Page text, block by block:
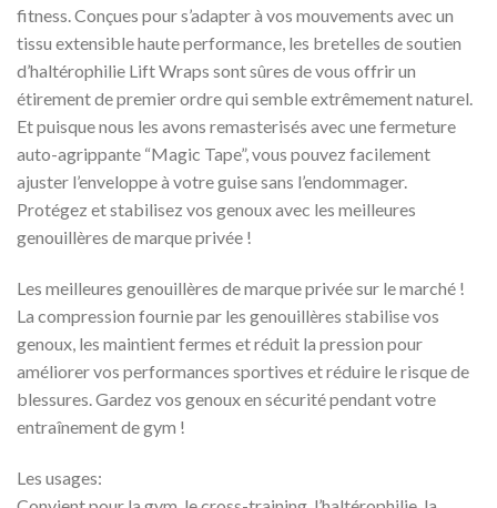
fitness. Conçues pour s’adapter à vos mouvements avec un
tissu extensible haute performance, les bretelles de soutien
d’haltérophilie Lift Wraps sont sûres de vous offrir un
étirement de premier ordre qui semble extrêmement naturel.
Et puisque nous les avons remasterisés avec une fermeture
auto-agrippante “Magic Tape”, vous pouvez facilement
ajuster l’enveloppe à votre guise sans l’endommager.
Protégez et stabilisez vos genoux avec les meilleures
genouillères de marque privée !
Les meilleures genouillères de marque privée sur le marché !
La compression fournie par les genouillères stabilise vos
genoux, les maintient fermes et réduit la pression pour
améliorer vos performances sportives et réduire le risque de
blessures. Gardez vos genoux en sécurité pendant votre
entraînement de gym !
Les usages: